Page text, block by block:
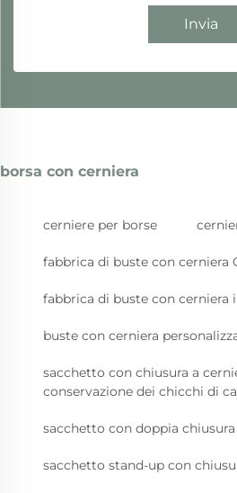
Invia
borsa con cerniera
cerniere per borse
fabbrica di buste con cerniera
fabbrica di buste con cerniera
buste con cerniera
sacchetto con chiusura a
conservazione dei chicchi di
sacchetto con doppia chiusura
sacchetto stand-up con